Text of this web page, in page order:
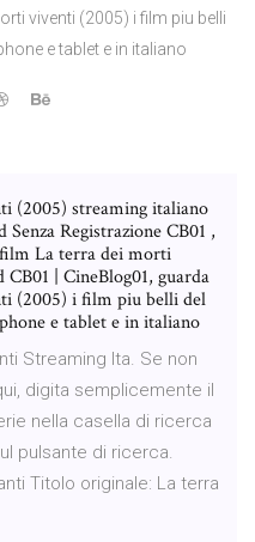
viventi (2005) i film piu belli
e tablet e in italiano
(2005) streaming italiano
Registrazione CB01 ,
La terra dei morti
| CineBlog01, guarda
(2005) i film piu belli del
e tablet e in italiano
Streaming Ita. Se non
digita semplicemente il
nella casella di ricerca
pulsante di ricerca.
Titolo originale: La terra